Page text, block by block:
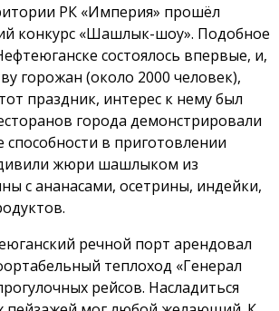
РК «Империя» прошёл
конкурс «Шашлык-шоу». Подобное
состоялось впервые, и,
горожан (около 2000 человек),
праздник, интерес к нему был
города демонстрировали
способности в приготовлении
жюри шашлыком из
с ананасами, осетрины, индейки,
речной порт арендовал
теплоход «Генерал
рейсов. Насладиться